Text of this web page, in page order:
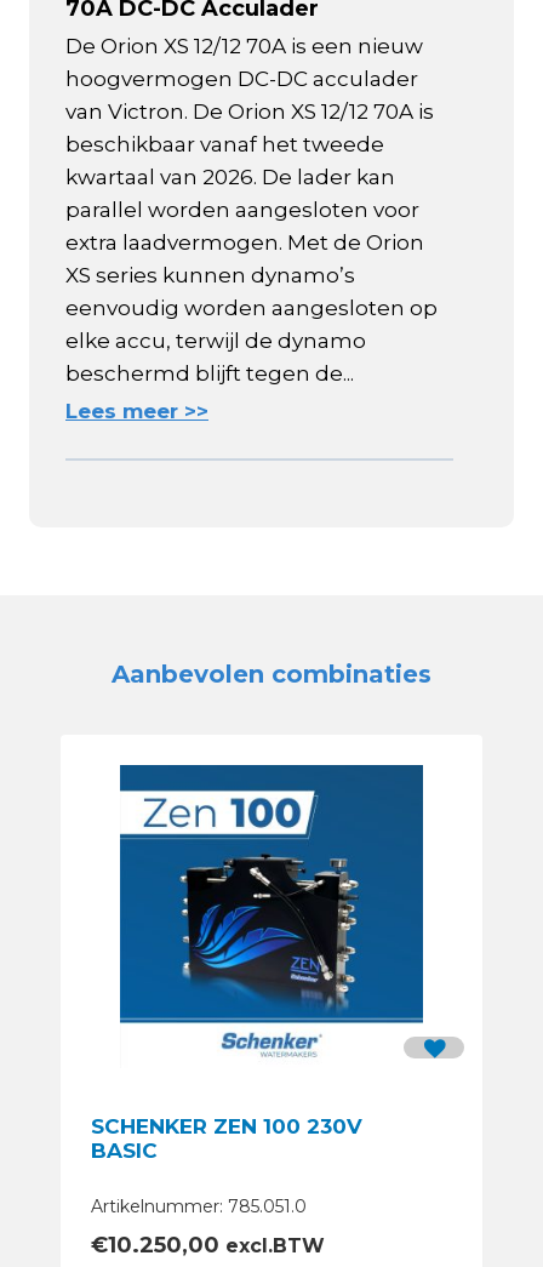
70A DC-DC Acculader
De Orion XS 12/12 70A is een nieuw
hoogvermogen DC-DC acculader
van Victron. De Orion XS 12/12 70A is
beschikbaar vanaf het tweede
kwartaal van 2026. De lader kan
parallel worden aangesloten voor
extra laadvermogen. Met de Orion
XS series kunnen dynamo’s
eenvoudig worden aangesloten op
elke accu, terwijl de dynamo
beschermd blijft tegen de...
Lees meer >>
Aanbevolen combinaties
SCHENKER ZEN 100 230V
BASIC
Artikelnummer: 785.051.0
€10.250,00 excl.BTW